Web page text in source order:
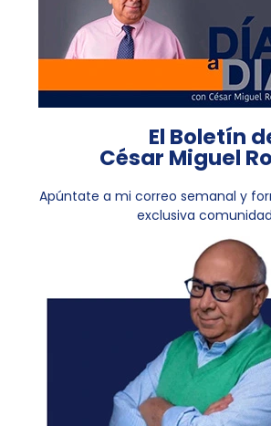
El Boletín
César Miguel
Apúntate a mi correo semanal y
exclusiva comunidad